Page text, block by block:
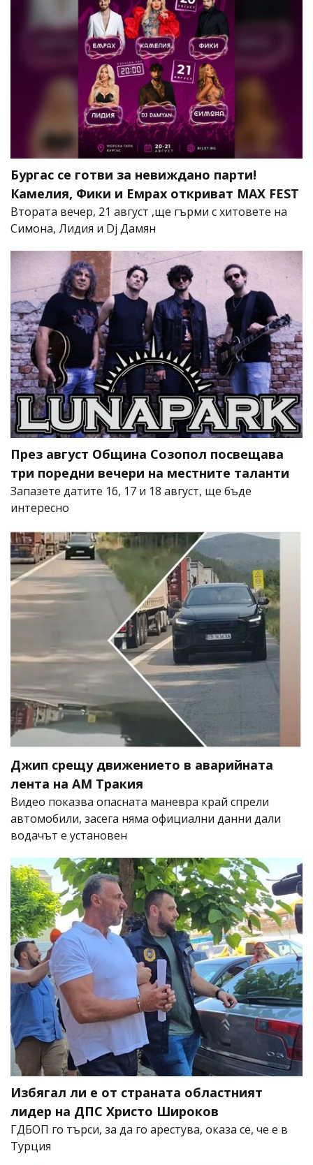
Бургас се готви за невиждано парти!
Камелия, Фики и Емрах откриват MAX FEST
Втората вечер, 21 август ,ще гърми с хитовете на
Симона, Лидия и Dj Дамян
През август Община Созопол посвещава
три поредни вечери на местните таланти
Запазете датите 16, 17 и 18 август, ще бъде
интересно
Джип срещу движението в аварийната
лента на АМ Тракия
Видео показва опасната маневра край спрели
автомобили, засега няма официални данни дали
водачът е установен
Избягал ли е от страната областният
лидер на ДПС Христо Широков
ГДБОП го търси, за да го арестува, оказа се, че е в
Турция